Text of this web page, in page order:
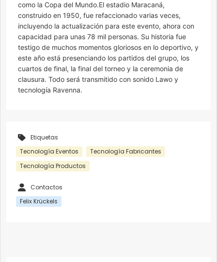
como la Copa del Mundo.El estadio Maracaná,
construido en 1950, fue refaccionado varias veces,
incluyendo la actualización para este evento, ahora con
capacidad para unas 78 mil personas. Su historia fue
testigo de muchos momentos gloriosos en lo deportivo, y
este año está presenciando los partidos del grupo, los
cuartos de final, la final del torneo y la ceremonia de
clausura. Todo será transmitido con sonido Lawo y
tecnología Ravenna.
Etiquetas
Tecnología Eventos
Tecnología Fabricantes
Tecnología Productos
Contactos
Felix Krückels